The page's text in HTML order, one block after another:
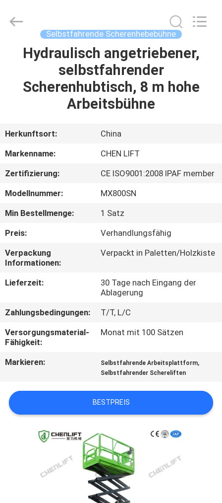
PRODUKTE
ÜBER
UNS
WERKSBESICHTIGUNG
QUALITÄTSKONTROLLE
KONTAKT
MIT
UNS
NEUIGKEITEN
BITTE UM
EIN
SITEMAP
DATENSCHUTZRICHTLINIE
LTD.
Selbstfahrende Scherenhebebühne
Hydraulisch angetriebener,
selbstfahrender
Scherenhubtisch, 8 m hohe
Arbeitsbühne
Herkunftsort:
China
Markenname:
CHEN LIFT
Zertifizierung:
CE ISO9001:2008 IPAF member
Modellnummer:
MX800SN
Min Bestellmenge:
1 Satz
Preis:
Verhandlungsfähig
Verpackung
Informationen:
Verpackt in Paletten/Holzkiste
Lieferzeit:
30 Tage nach Eingang der
Ablagerung
Zahlungsbedingungen:
T/T, L/C
Versorgungsmaterial-
Fähigkeit:
Monat mit 100 Sätzen
Markieren: Selbstfahrende Arbeitsplattform,
Selbstfahrender Schereliften
BESTPREIS